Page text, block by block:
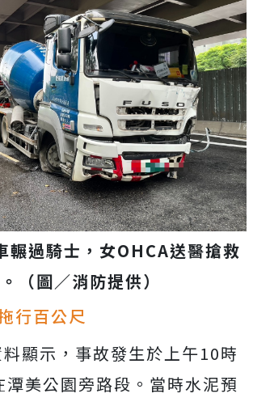
過騎士，女OHCA送醫搶救
（圖／消防提供）
行百公尺
顯示，事故發生於上午10時
潭美公園旁路段。當時水泥預